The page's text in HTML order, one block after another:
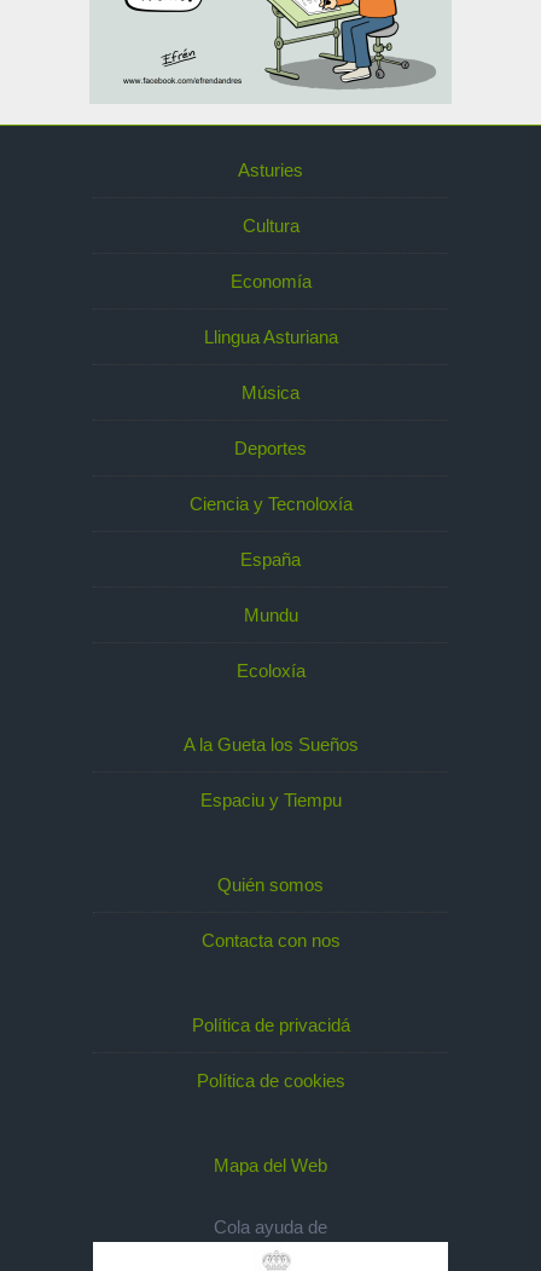
Asturies
Cultura
Economía
Llingua Asturiana
Música
Deportes
Ciencia y Tecnoloxía
España
Mundu
Ecoloxía
A la Gueta los Sueños
Espaciu y Tiempu
Quién somos
Contacta con nos
Política de privacidá
Política de cookies
Mapa del Web
Cola ayuda de